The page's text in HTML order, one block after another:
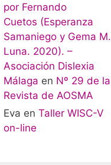
por Fernando
Cuetos (Esperanza
Samaniego y Gema M.
Luna. 2020). –
Asociación Dislexia
Málaga en Nº 29 de la
Revista de AOSMA
Eva en Taller WISC-V
on-line